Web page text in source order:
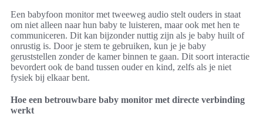
Een babyfoon monitor met tweeweg audio stelt ouders in staat
om niet alleen naar hun baby te luisteren, maar ook met hen te
communiceren. Dit kan bijzonder nuttig zijn als je baby huilt of
onrustig is. Door je stem te gebruiken, kun je je baby
geruststellen zonder de kamer binnen te gaan. Dit soort interactie
bevordert ook de band tussen ouder en kind, zelfs als je niet
fysiek bij elkaar bent.
Hoe een betrouwbare baby monitor met directe verbinding
werkt